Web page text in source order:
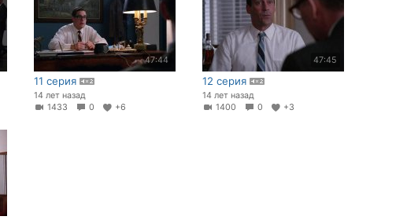
47:44
11 серия
14 лет назад
1433
0 +6
47:45
12 серия
14 лет назад
1400
0 +3